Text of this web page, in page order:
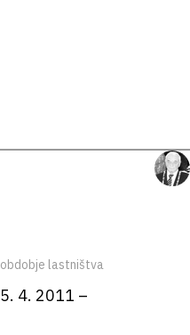
obdobje lastništva
5. 4. 2011 –